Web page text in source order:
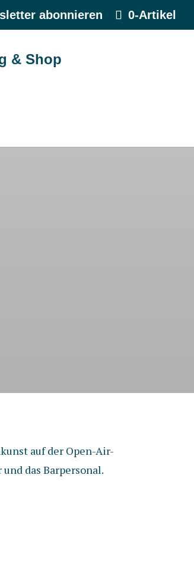
abonnieren 0-Artikel
& Shop
auf der Open-Air-
das Barpersonal.